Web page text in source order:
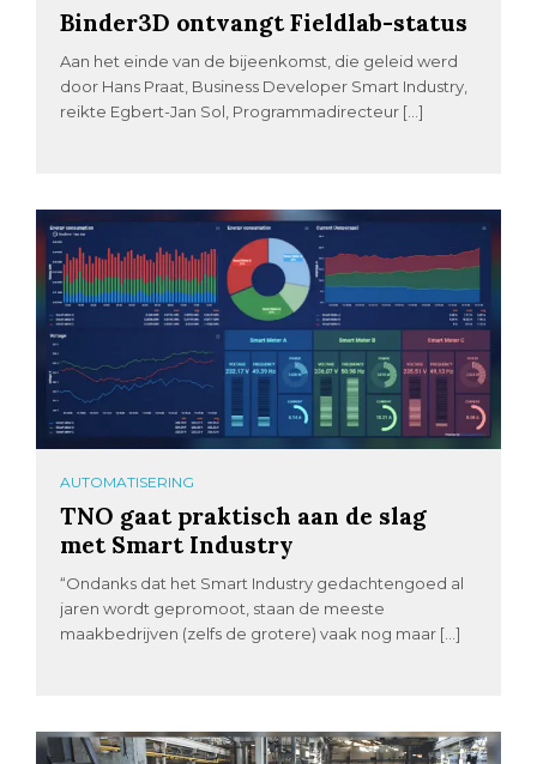
Binder3D ontvangt Fieldlab-status
Aan het einde van de bijeenkomst, die geleid werd
door Hans Praat, Business Developer Smart Industry,
reikte Egbert-Jan Sol, Programmadirecteur […]
AUTOMATISERING
TNO gaat praktisch aan de slag
met Smart Industry
“Ondanks dat het Smart Industry gedachtengoed al
jaren wordt gepromoot, staan de meeste
maakbedrijven (zelfs de grotere) vaak nog maar […]